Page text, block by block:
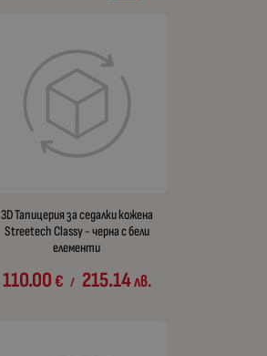
3D Тапицерия за седалки кожена
Streetech Classy - черна с бели
елементи
110.00€ / 215.14лв.